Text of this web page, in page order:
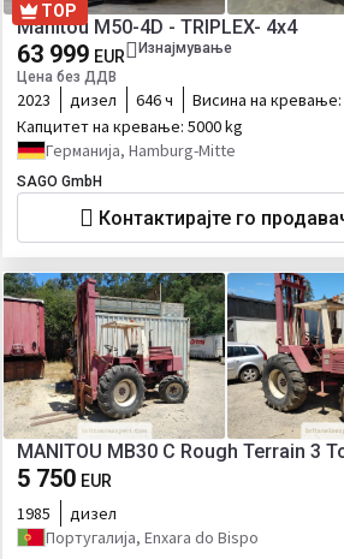
TOP
Manitou M50-4D - TRIPLEX- 4x4
63 999 EUR
Цена без ДДВ
Изнајмување
2023 дизел 646 ч Висина на кревање:
Капцитет на кревање: 5000 kg
Германија, Hamburg-Mitte
SAGO GmbH
Контактирајте го
MANITOU MB30 C Rough Terrain 3
5 750 EUR
1985
дизел
Португалија, Enxara do Bispo